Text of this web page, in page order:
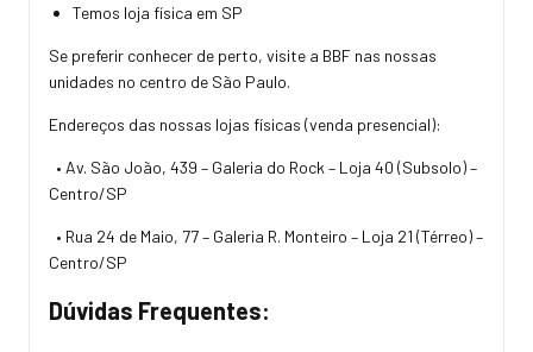
Temos loja física em SP
Se preferir conhecer de perto, visite a BBF nas nossas
unidades no centro de São Paulo.
Endereços das nossas lojas físicas (venda presencial):
• Av. São João, 439 – Galeria do Rock – Loja 40 (Subsolo) –
Centro/SP
• Rua 24 de Maio, 77 – Galeria R. Monteiro – Loja 21 (Térreo) –
Centro/SP
Dúvidas Frequentes: